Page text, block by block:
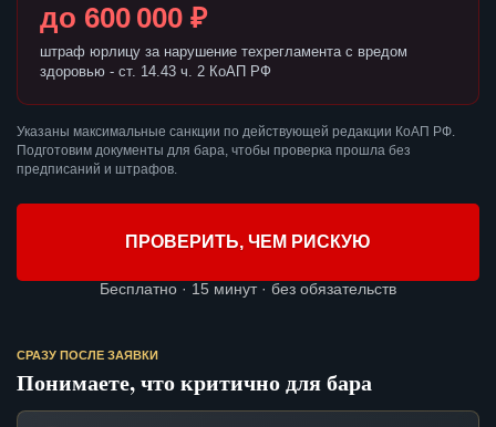
до 600 000 ₽
штраф юрлицу за нарушение техрегламента с вредом
здоровью - ст. 14.43 ч. 2 КоАП РФ
Указаны максимальные санкции по действующей редакции КоАП РФ.
Подготовим документы для бара, чтобы проверка прошла без
предписаний и штрафов.
ПРОВЕРИТЬ, ЧЕМ РИСКУЮ
Бесплатно · 15 минут · без обязательств
СРАЗУ ПОСЛЕ ЗАЯВКИ
Понимаете, что критично для бара